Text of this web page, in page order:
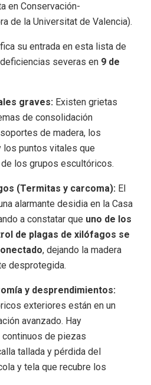
en Conservación-
de la Universitat de Valencia).
su entrada en esta lista de
severas en 9 de
graves: Existen grietas
de consolidación
de madera, los
los puntos vitales que
los grupos escultóricos.
(Termitas y carcoma): El
alarmante desidia en la Casa
a constatar que uno de los
de plagas de xilófagos se
, dejando la madera
desprotegida.
y desprendimientos:
exteriores están en un
avanzado. Hay
de piezas
tallada y pérdida del
y tela que recubre los